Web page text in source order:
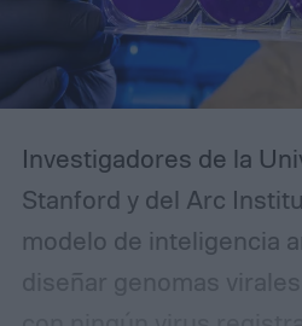
Investigadores de la
Stanford y del Arc
modelo de inteligencia
diseñar genomas